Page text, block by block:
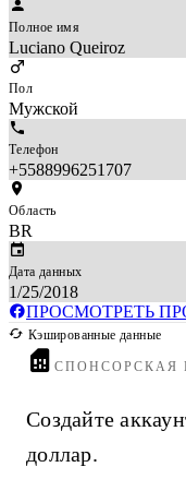
Полное имя
Luciano Queiroz
Пол
Мужской
Телефон
+5588996251707
Область
BR
Дата данных
1/25/2018
ПРОСМОТРЕТЬ
Кэшированные данные
СПОНСОРСКАЯ
Создайте
доллар.